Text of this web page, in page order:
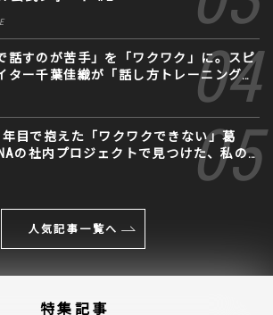
話すのが苦手」を「ワクワク」に。スピ
ター千葉佳織が「話し方トレーニング」
思い
目で抱えた「ワクワクできない」葛
の社内プロジェクトで見つけた、私の
人気記事一覧へ
特集記事